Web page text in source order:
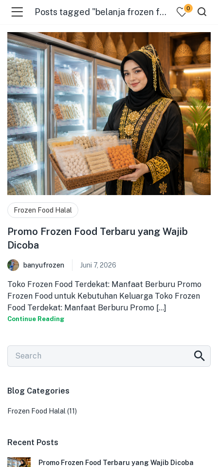
(Pages )
Posts tagged "belanja frozen food hemat" 0
Frozen Food Halal
Promo Frozen Food Terbaru yang Wajib
Dicoba
banyufrozen Juni 7, 2026
Toko Frozen Food Terdekat: Manfaat Berburu Promo
Frozen Food untuk Kebutuhan Keluarga Toko Frozen
Food Terdekat: Manfaat Berburu Promo [...]
Continue Reading
Blog Categories
Frozen Food Halal (11)
Recent Posts
Promo Frozen Food Terbaru yang Wajib Dicoba